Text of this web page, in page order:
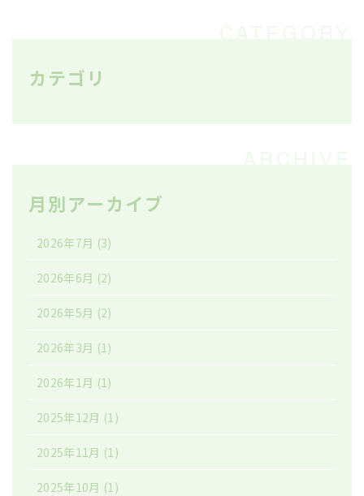
カテゴリ
月別アーカイブ
2026年7月 (3)
2026年6月 (2)
2026年5月 (2)
2026年3月 (1)
2026年1月 (1)
2025年12月 (1)
2025年11月 (1)
2025年10月 (1)